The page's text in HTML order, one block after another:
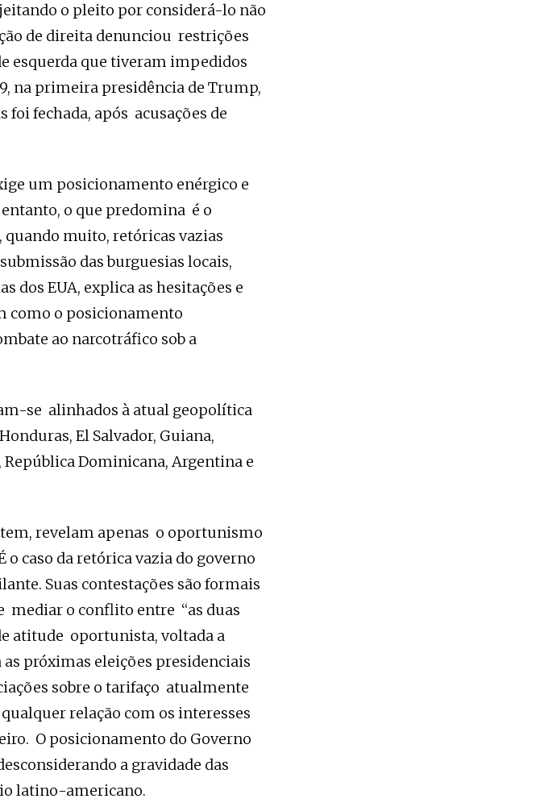
o pleito por considerá-lo não
de direita denunciou restrições
esquerda que tiveram impedidos
na primeira presidência de Trump,
foi fechada, após acusações de
um posicionamento enérgico e
o que predomina é o
muito, retóricas vazias
das burguesias locais,
dos EUA, explica as hesitações e
como o posicionamento
ao narcotráfico sob a
se alinhados à atual geopolítica
El Salvador, Guiana,
República Dominicana, Argentina e
revelam apenas o oportunismo
caso da retórica vazia do governo
Suas contestações são formais
o conflito entre “as duas
atitude oportunista, voltada a
próximas eleições presidenciais
sobre o tarifaço atualmente
relação com os interesses
O posicionamento do Governo
a gravidade das
latino-americano.